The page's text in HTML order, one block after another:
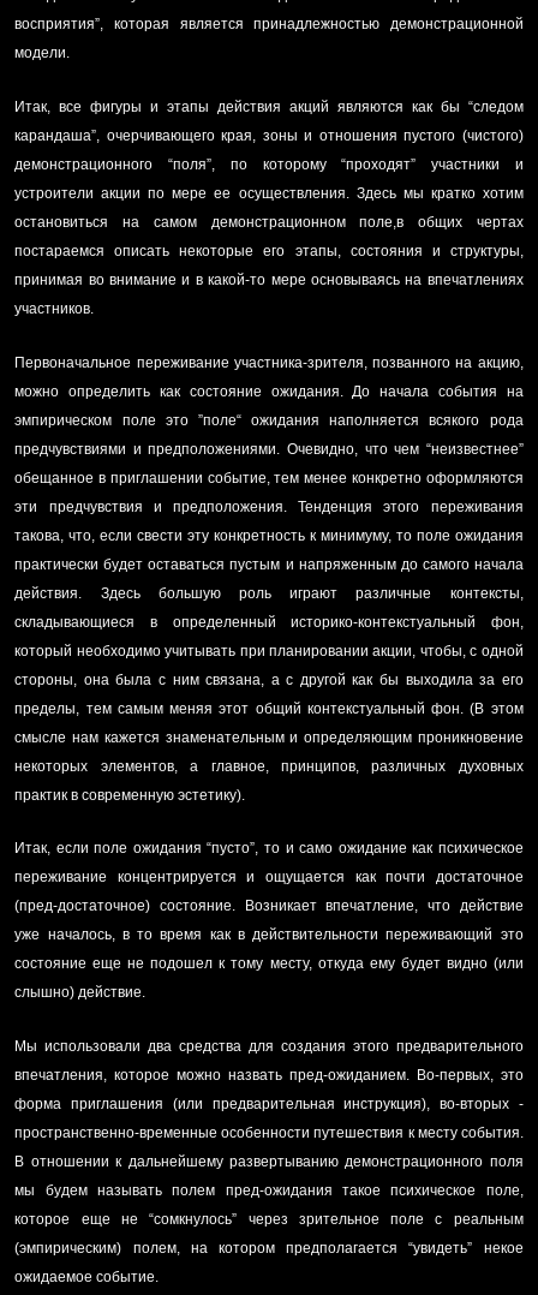
восприятия”, которая является принадлежностью демонстрационной
модели.
Итак, все фигуры и этапы действия акций являются как бы “следом
карандаша”, очерчивающего края, зоны и отношения пустого (чистого)
демонстрационного “поля”, по которому “проходят” участники и
устроители акции по мере ее осуществления. Здесь мы кратко хотим
остановиться на самом демонстрационном поле,в общих чертах
постараемся описать некоторые его этапы, состояния и структуры,
принимая во внимание и в какой-то мере основываясь на впечатлениях
участников.
Первоначальное переживание участника-зрителя, позванного на акцию,
можно определить как состояние ожидания. До начала события на
эмпирическом поле это ”поле“ ожидания наполняется всякого рода
предчувствиями и предположениями. Очевидно, что чем “неизвестнее”
обещанное в приглашении событие, тем менее конкретно оформляются
эти предчувствия и предположения. Тенденция этого переживания
такова, что, если свести эту конкретность к минимуму, то поле ожидания
практически будет оставаться пустым и напряженным до самого начала
действия. Здесь большую роль играют различные контексты,
складывающиеся в определенный историко-контекстуальный фон,
который необходимо учитывать при планировании акции, чтобы, с одной
стороны, она была с ним связана, а с другой как бы выходила за его
пределы, тем самым меняя этот общий контекстуальный фон. (В этом
смысле нам кажется знаменательным и определяющим проникновение
некоторых элементов, а главное, принципов, различных духовных
практик в современную эстетику).
Итак, если поле ожидания “пусто”, то и само ожидание как психическое
переживание концентрируется и ощущается как почти достаточное
(пред-достаточное) состояние. Возникает впечатление, что действие
уже началось, в то время как в действительности переживающий это
состояние еще не подошел к тому месту, откуда ему будет видно (или
слышно) действие.
Мы использовали два средства для создания этого предварительного
впечатления, которое можно назвать пред-ожиданием. Во-первых, это
форма приглашения (или предварительная инструкция), во-вторых -
пространственно-временные особенности путешествия к месту события.
В отношении к дальнейшему развертыванию демонстрационного поля
мы будем называть полем пред-ожидания такое психическое поле,
которое еще не “сомкнулось” через зрительное поле с реальным
(эмпирическим) полем, на котором предполагается “увидеть” некое
ожидаемое событие.